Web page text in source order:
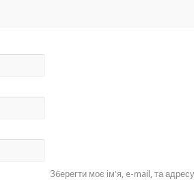
Зберегти моє ім'я, e-mail, та